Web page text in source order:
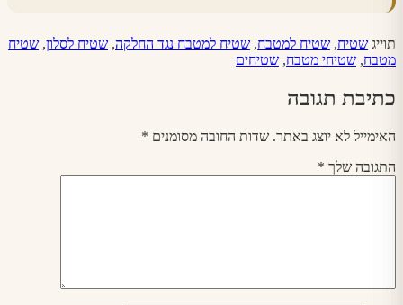
תוייג שטיח, שטיח למטבח, שטיח למטבח נגד החלקה, שטיח לסלון, שטיח
מטבח, שטיחי מטבח, שטיחים
כתיבת תגובה
האימייל לא יוצג באתר. שדות החובה מסומנים *
התגובה שלך *